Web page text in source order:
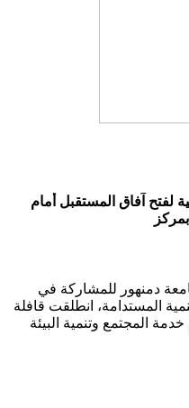
لفتح آفاق المستقبل أمام
دمنهور للمشاركة في
المستدامة، انطلقت قافلة
المجتمع وتنمية البيئة